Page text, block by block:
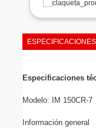
ESPECIFICACIONES
Especificaciones
Modelo: IM 150CR-7
Información general